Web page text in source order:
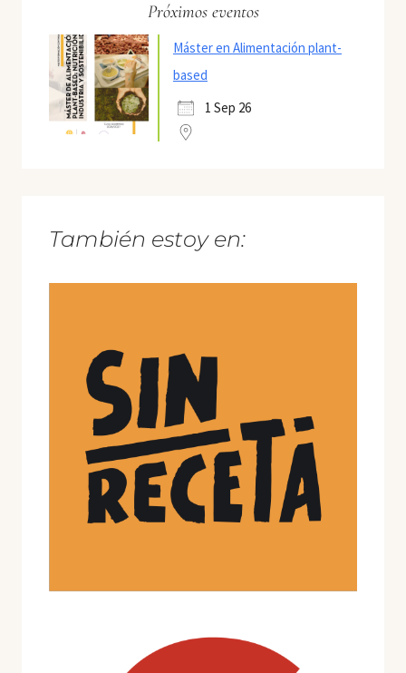
Próximos eventos
Máster en Alimentación plant-
based
1 Sep 26
También estoy en: